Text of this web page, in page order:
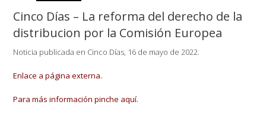
Cinco Días – La reforma del derecho de la
distribucion por la Comisión Europea
Noticia publicada en Cinco Días, 16 de mayo de 2022.
Enlace a página externa.
Para más información pinche aquí.